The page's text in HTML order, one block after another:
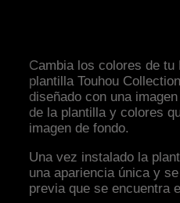
Cambia los colores de
plantilla Touhou
diseñado con una
de la plantilla y colores
imagen de fondo.
Una vez instalado la
una apariencia única y
previa que se encuentra